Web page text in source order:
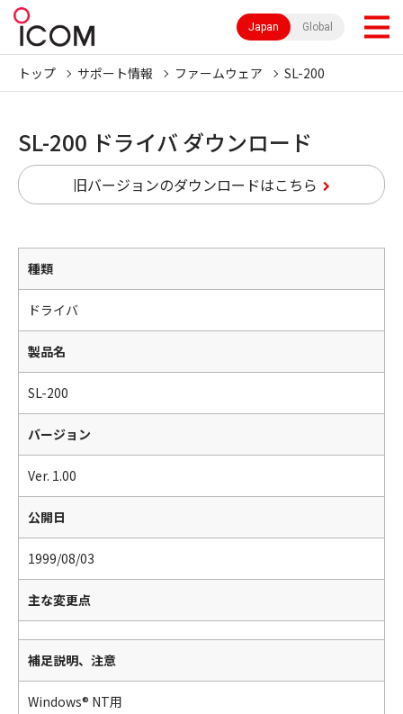
Japan Global
トップ サポート情報 ファームウェア SL-200
SL-200 ドライバ ダウンロード
旧バージョンのダウンロードはこちら
種類
ドライバ
製品名
SL-200
バージョン
Ver. 1.00
公開日
1999/08/03
主な変更点
補足説明、注意
Windows® NT用